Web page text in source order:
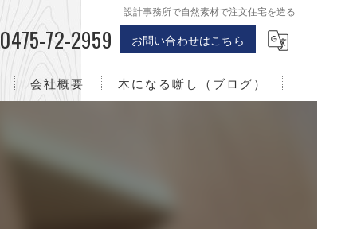
設計事務所で自然素材で注文住宅を造る
0475-72-2959 お問い合わせはこちら
会社概要
株式会社職人バッカとは
千葉のリフォーム･株式会社職人バッカのお客様の声
木になる噺し（ブログ）